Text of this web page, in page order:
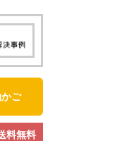
ご
料無料